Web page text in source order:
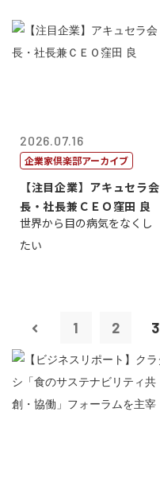
2026.07.16
企業家倶楽部アーカイブ
【注目企業】アキュセラ会
長・社長兼ＣＥＯ窪田 良
世界から目の病気をなくし
たい
1 2 3